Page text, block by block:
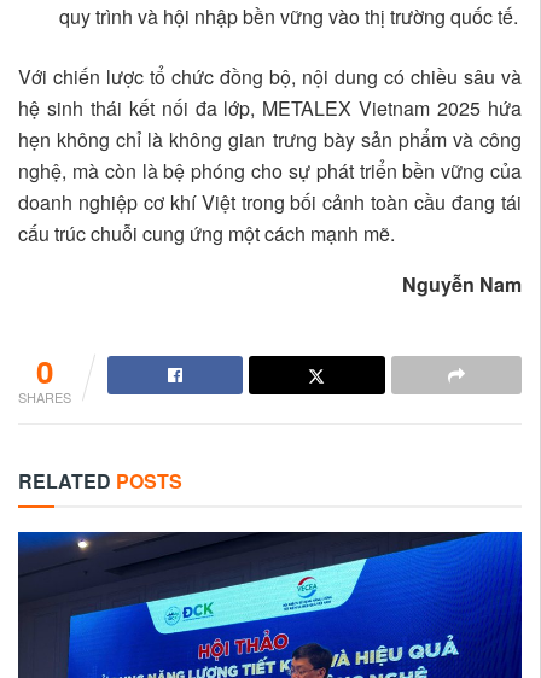
quy trình và hội nhập bền vững vào thị trường quốc tế.
Với chiến lược tổ chức đồng bộ, nội dung có chiều sâu và
hệ sinh thái kết nối đa lớp, METALEX Vietnam 2025 hứa
hẹn không chỉ là không gian trưng bày sản phẩm và công
nghệ, mà còn là bệ phóng cho sự phát triển bền vững của
doanh nghiệp cơ khí Việt trong bối cảnh toàn cầu đang tái
cấu trúc chuỗi cung ứng một cách mạnh mẽ.
Nguyễn Nam
0
SHARES
RELATED POSTS